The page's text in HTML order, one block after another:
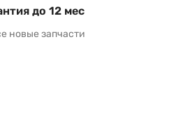
до 12 мес
новые запчасти